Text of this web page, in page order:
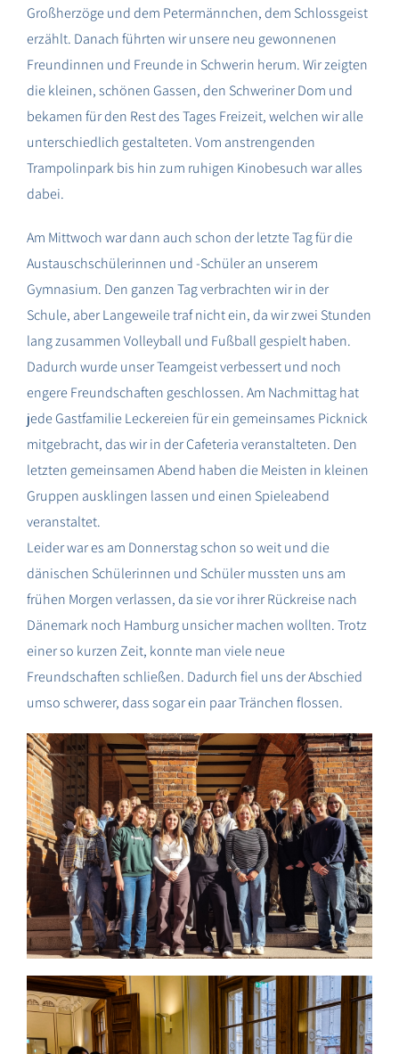
Großherzöge und dem Petermännchen, dem Schlossgeist
erzählt. Danach führten wir unsere neu gewonnenen
Freundinnen und Freunde in Schwerin herum. Wir zeigten
die kleinen, schönen Gassen, den Schweriner Dom und
bekamen für den Rest des Tages Freizeit, welchen wir alle
unterschiedlich gestalteten. Vom anstrengenden
Trampolinpark bis hin zum ruhigen Kinobesuch war alles
dabei.
Am Mittwoch war dann auch schon der letzte Tag für die
Austauschschülerinnen und -Schüler an unserem
Gymnasium. Den ganzen Tag verbrachten wir in der
Schule, aber Langeweile traf nicht ein, da wir zwei Stunden
lang zusammen Volleyball und Fußball gespielt haben.
Dadurch wurde unser Teamgeist verbessert und noch
engere Freundschaften geschlossen. Am Nachmittag hat
jede Gastfamilie Leckereien für ein gemeinsames Picknick
mitgebracht, das wir in der Cafeteria veranstalteten. Den
letzten gemeinsamen Abend haben die Meisten in kleinen
Gruppen ausklingen lassen und einen Spieleabend
veranstaltet.
Leider war es am Donnerstag schon so weit und die
dänischen Schülerinnen und Schüler mussten uns am
frühen Morgen verlassen, da sie vor ihrer Rückreise nach
Dänemark noch Hamburg unsicher machen wollten. Trotz
einer so kurzen Zeit, konnte man viele neue
Freundschaften schließen. Dadurch fiel uns der Abschied
umso schwerer, dass sogar ein paar Tränchen flossen.